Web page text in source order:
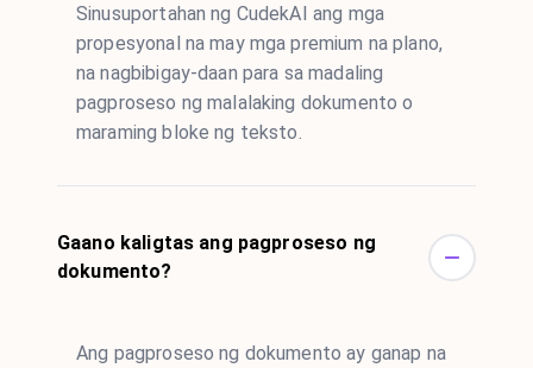
Sinusuportahan ng CudekAI ang mga
propesyonal na may mga premium na plano,
na nagbibigay-daan para sa madaling
pagproseso ng malalaking dokumento o
maraming bloke ng teksto.
Gaano kaligtas ang pagproseso ng
dokumento?
Ang pagproseso ng dokumento ay ganap na